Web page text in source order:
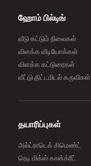
ஹோம் பில்டிங்
வீடு கட்டும் நிலைகள்
விளக்க வீடியோக்கள்
விளக்க கட்டுரைகள்
வீட்டு திட்டமிடல் கருவிகள்
தயாரிப்புகள்
அல்ட்ராடெக் சிமெண்ட்
ரெடி மிக்ஸ் கான்க்ரீட்